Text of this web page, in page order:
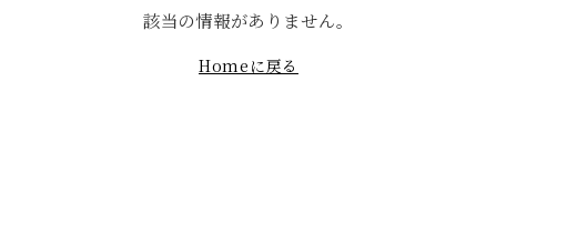
該当の情報がありません。
Homeに戻る